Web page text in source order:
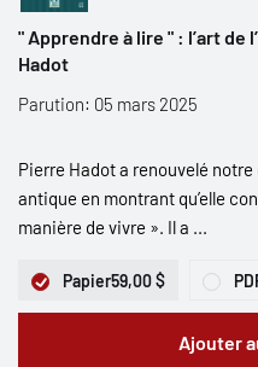
" Apprendre à lire " : l’art
Hadot
Parution: 05 mars 2025
Pierre Hadot a renouvelé
antique en montrant qu’elle
manière de vivre ». Il a ...
Papier59,00 $
Ajouter